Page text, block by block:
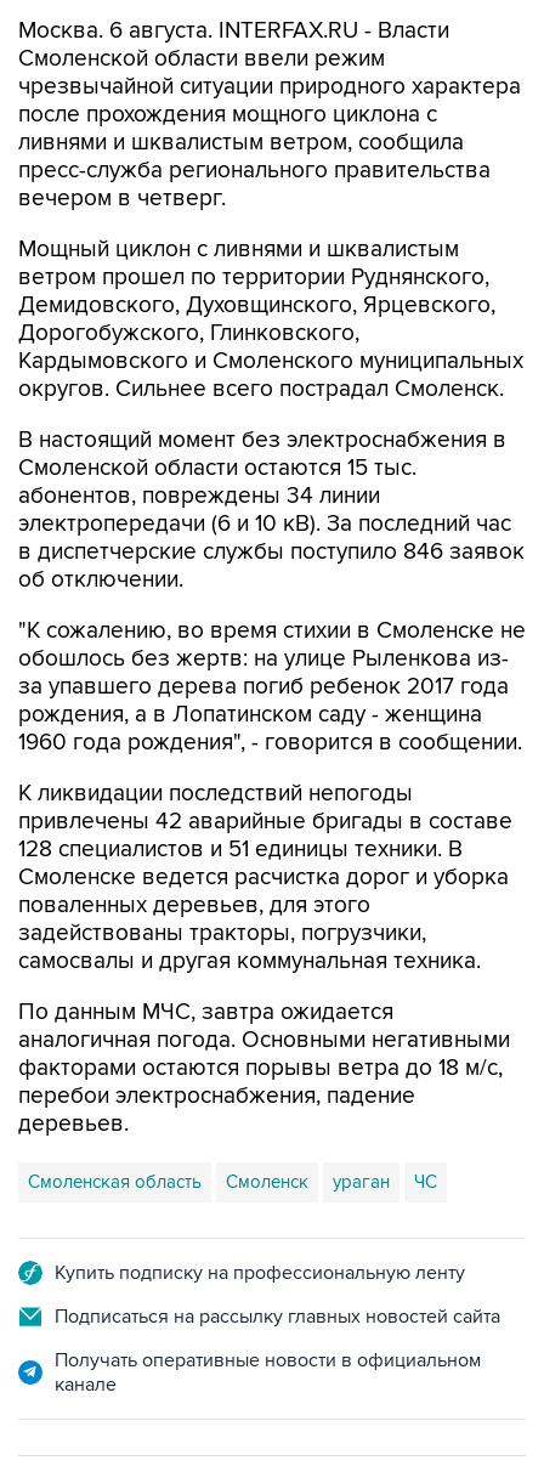
Москва. 6 августа. INTERFAX.RU - Власти
Смоленской области ввели режим
чрезвычайной ситуации природного характера
после прохождения мощного циклона с
ливнями и шквалистым ветром, сообщила
пресс-служба регионального правительства
вечером в четверг.
Мощный циклон с ливнями и шквалистым
ветром прошел по территории Руднянского,
Демидовского, Духовщинского, Ярцевского,
Дорогобужского, Глинковского,
Кардымовского и Смоленского муниципальных
округов. Сильнее всего пострадал Смоленск.
В настоящий момент без электроснабжения в
Смоленской области остаются 15 тыс.
абонентов, повреждены 34 линии
электропередачи (6 и 10 кВ). За последний час
в диспетчерские службы поступило 846 заявок
об отключении.
"К сожалению, во время стихии в Смоленске не
обошлось без жертв: на улице Рыленкова из-
за упавшего дерева погиб ребенок 2017 года
рождения, а в Лопатинском саду - женщина
1960 года рождения", - говорится в сообщении.
К ликвидации последствий непогоды
привлечены 42 аварийные бригады в составе
128 специалистов и 51 единицы техники. В
Смоленске ведется расчистка дорог и уборка
поваленных деревьев, для этого
задействованы тракторы, погрузчики,
самосвалы и другая коммунальная техника.
По данным МЧС, завтра ожидается
аналогичная погода. Основными негативными
факторами остаются порывы ветра до 18 м/с,
перебои электроснабжения, падение
деревьев.
Смоленская область Смоленск ураган ЧС
Купить подписку на профессиональную ленту
Подписаться на рассылку главных новостей сайта
Получать оперативные новости в официальном
канале